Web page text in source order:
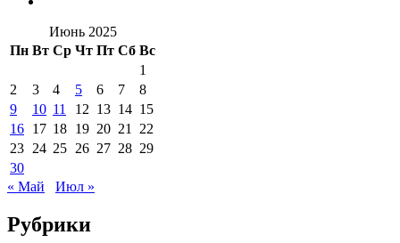
Июнь 2025
Пн Вт Ср Чт Пт Сб Вс
1
2
3 4 5 6 7
8
9
10 11 12 13 14 15
16 17 18 19 20 21
22
23 24 25 26 27 28 29
30
« Май
Июл »
Рубрики